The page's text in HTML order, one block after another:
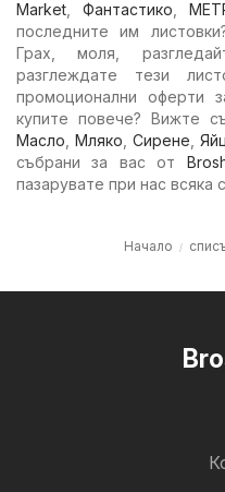
Market
Фантастико
последните им
Грах, моля,
разглеждате тези
промоционални оферти
купите повече? Вижте
Масло Мляко Сирене
събрани за вас от
пазарувате при нас всяка
Начало